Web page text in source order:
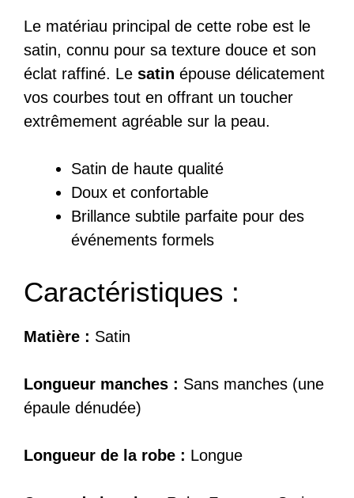
Le matériau principal de cette robe est le
satin, connu pour sa texture douce et son
éclat raffiné. Le satin épouse délicatement
vos courbes tout en offrant un toucher
extrêmement agréable sur la peau.
Satin de haute qualité
Doux et confortable
Brillance subtile parfaite pour des
événements formels
Caractéristiques :
Matière : Satin
Longueur manches : Sans manches (une
épaule dénudée)
Longueur de la robe : Longue